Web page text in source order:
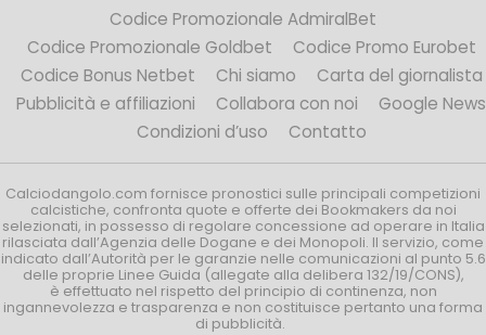
Codice Promozionale AdmiralBet
Codice Promozionale Goldbet
Codice Promo Eurobet
Codice Bonus Netbet
Chi siamo
Carta del giornalista
Pubblicità e affiliazioni
Collabora con noi
Google News
Condizioni d’uso
Contatto
Calciodangolo.com fornisce pronostici sulle principali competizioni
calcistiche, confronta quote e offerte dei Bookmakers da noi
selezionati, in possesso di regolare concessione ad operare in Italia
rilasciata dall’Agenzia delle Dogane e dei Monopoli. Il servizio, come
indicato dall’Autorità per le garanzie nelle comunicazioni al punto 5.6
delle proprie Linee Guida (allegate alla delibera 132/19/CONS),
è effettuato nel rispetto del principio di continenza, non
ingannevolezza e trasparenza e non costituisce pertanto una forma
di pubblicità.